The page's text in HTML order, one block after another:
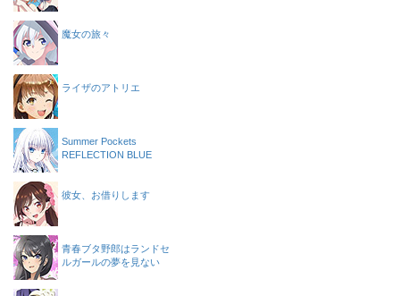
魔女の旅々
ライザのアトリエ
Summer Pockets
REFLECTION BLUE
彼女、お借りします
青春ブタ野郎はランドセ
ルガールの夢を見ない